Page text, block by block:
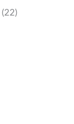
(22)